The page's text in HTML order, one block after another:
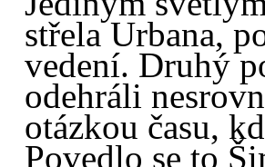
střela Urbana,
vedení. Druhý
odehráli
otázkou času,
Povedlo se to